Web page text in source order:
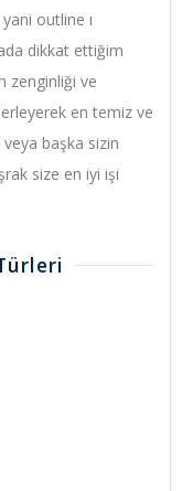
outline ı
dikkat ettiğim
zenginliği ve
en temiz ve
başka sizin
size en iyi işi